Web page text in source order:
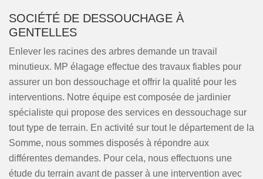
SOCIÉTÉ DE DESSOUCHAGE À
GENTELLES
Enlever les racines des arbres demande un travail
minutieux. MP élagage effectue des travaux fiables pour
assurer un bon dessouchage et offrir la qualité pour les
interventions. Notre équipe est composée de jardinier
spécialiste qui propose des services en dessouchage sur
tout type de terrain. En activité sur tout le département de la
Somme, nous sommes disposés à répondre aux
différentes demandes. Pour cela, nous effectuons une
étude du terrain avant de passer à une intervention avec